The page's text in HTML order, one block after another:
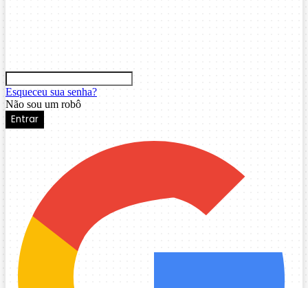
Esqueceu sua senha?
Não sou um robô
Entrar